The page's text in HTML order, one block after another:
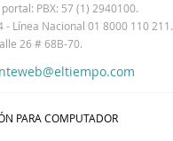
PBX: 57 (1) 2940100.
- Línea Nacional 01 8000 110 211.
26 # 68B-70.
PARA COMPUTADOR